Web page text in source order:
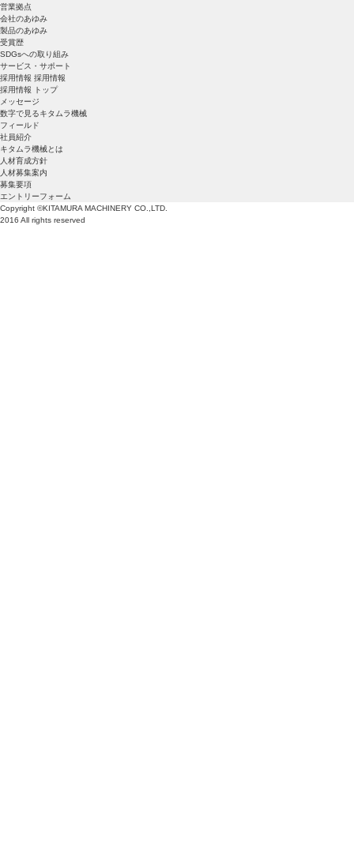
営業拠点
会社のあゆみ
製品のあゆみ
受賞歴
SDGsへの取り組み
サービス・サポート
採用情報 採用情報
採用情報 トップ
メッセージ
数字で見るキタムラ機械
フィールド
社員紹介
キタムラ機械とは
人材育成方針
人材募集案内
募集要項
エントリーフォーム
Copyright ©KITAMURA MACHINERY CO.,LTD.
2016 All rights reserved